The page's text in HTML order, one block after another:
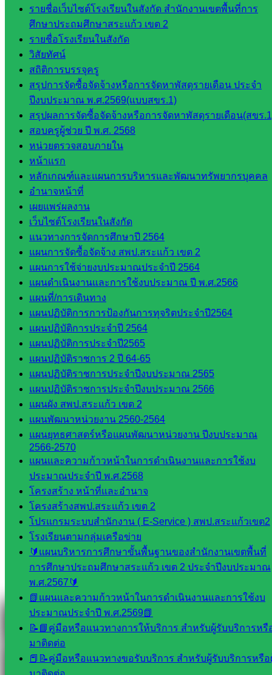
รายชื่อเว็บไซต์โรงเรียนในสังกัด สำนักงานเขตพื้นที่การ
ศึกษาประถมศึกษาสระแก้ว เขต 2
รายชื่อโรงเรียนในสังกัด
วิสัยทัศน์
สถิติการบรรจุครู
สรุปการจัดซื้อจัดจ้างหรือการจัดหาพัสดุรายเดือน ประจำ
ปีงบประมาณ พ.ศ.2569(แบบสขร.1)
สรุปผลการจัดซื้อจัดจ้างหรือการจัดหาพัสดุรายเดือน(สขร
สอบครูผู้ช่วย ปี พ.ศ. 2568
หน่วยตรวจสอบภายใน
หน้าแรก
หลักเกณฑ์และแผนการบริหารและพัฒนาทรัพยากรบุคคล
อำนาจหน้าที่
เผยแพร่ผลงาน
เว็บไซต์โรงเรียนในสังกัด
แนวทางการจัดการศึกษาปี 2564
แผนการจัดซื้อจัดจ้าง สพป.สระแก้ว เขต 2
แผนการใช้จ่ายงบประมาณประจำปี 2564
แผนดำเนินงานและการใช้งบประมาณ ปี พ.ศ.2566
แผนที่/การเดินทาง
แผนปฏิบัติการการป้องกันการทุจริตประจำปี2564
แผนปฏิบัติการประจำปี 2564
แผนปฏิบัติการประจำปี2565
แผนปฏิบัติราชการ 2 ปี 64-65
แผนปฏิบัติราชการประจำปีงบประมาณ 2565
แผนปฏิบัติราชการประจำปีงบประมาณ 2566
แผนผัง สพป.สระแก้ว เขต 2
แผนพัฒนาหน่วยงาน 2560-2564
แผนยุทธศาสตร์หรือแผนพัฒนาหน่วยงาน ปีงบประมาณ
2566-2570
แผนและความก้าวหน้าในการดำเนินงานและการใช้งบ
ประมาณประจำปี พ.ศ.2568
โครงสร้าง หน้าที่และอำนาจ
โครงสร้างสพป.สระแก้ว เขต 2
โปรแกรมระบบสำนักงาน ( E-Service ) สพป.สระแก้วเขต2
โรงเรียนตามกลุ่มเครือข่าย
🔰แผนบริหารการศึกษาขั้นพื้นฐานของสำนักงานเขตพื้นที่
การศึกษาประถมศึกษาสระแก้ว เขต 2 ประจำปีงบประมาณ
พ.ศ.2567🔰
📗แผนและความก้าวหน้าในการดำเนินงานและการใช้งบ
ประมาณประจำปี พ.ศ.2569📗
📝📘คู่มือหรือแนวทางการให้บริการ สำหรับผู้รับบริการหรื
มาติดต่อ
📕📝คู่มือหรือแนวทางขอรับบริการ สำหรับผู้รับบริการหรือ
โยบาย
และแผน
กลุ่มส่ง
เสริมการ
จัดการ
ศึกษา
กลุ่ม
บริหาร
งาน
บุคคล
กลุ่ม
พัฒนาครู
และบุ
คลากรฯ
กลุ่มนิ
เทศ
ติดตาม
และประ
เมินผลฯ
::: ©2021 sakarea2.go.th. All rights reserved. Design By SK2 ICT
TEAM :::
สอบถามได้นะคะ
Line
Tel 037-232263:
Messenger
Facebook